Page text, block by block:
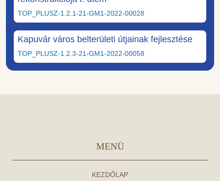
TOP_PLUSZ-1.2.1-21-GM1-2022-00028
Kapuvár város belterületi útjainak fejlesztése
TOP_PLUSZ-1.2.3-21-GM1-2022-00058
MENÜ
KEZDŐLAP